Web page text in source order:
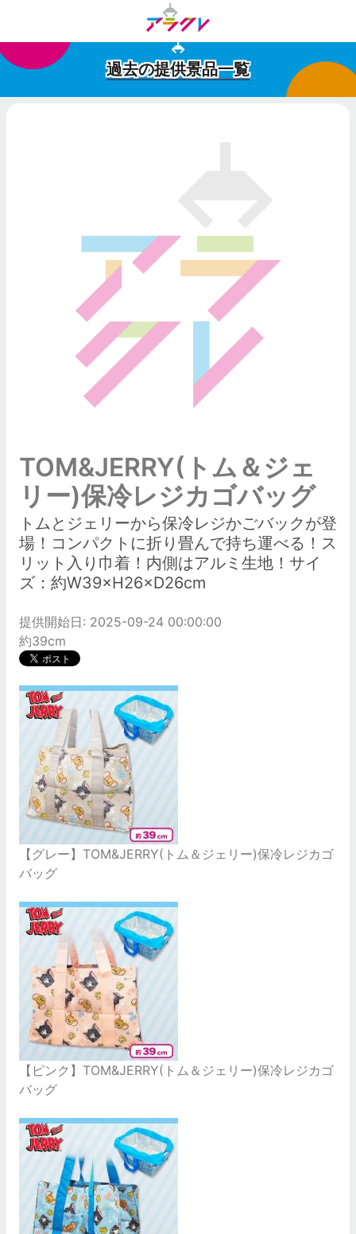
過去の提供景品一覧
TOM&JERRY(トム＆ジェ
リー)保冷レジカゴバッグ
トムとジェリーから保冷レジかごバックが登
場！コンパクトに折り畳んで持ち運べる！ス
リット入り巾着！内側はアルミ生地！サイ
ズ：約W39×H26×D26cm
提供開始日: 2025-09-24 00:00:00
約39cm
【グレー】TOM&JERRY(トム＆ジェリー)保冷レジカゴ
バッグ
【ピンク】TOM&JERRY(トム＆ジェリー)保冷レジカゴ
バッグ